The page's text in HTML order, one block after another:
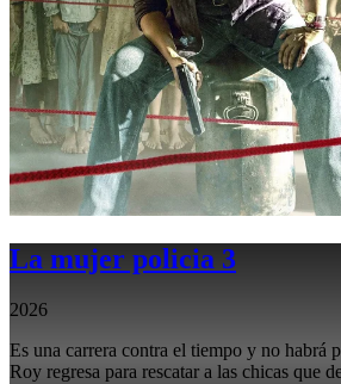
La mujer policia 3
2026
Es una carrera contra el tiempo y no habrá
Roy regresa para rescatar a las chicas que